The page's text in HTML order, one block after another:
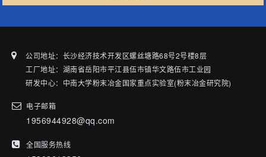
公司地址：长沙经济技术开发区螺丝塘路68号2号楼8层
工厂地址：湖南省岳阳市平江县伍市镇华文路伍市工业园
研发中心：中南大学粉末冶金国家重点实验室(粉末冶金研究院)
电子邮箱
1956944928@qq.com
全国服务热线